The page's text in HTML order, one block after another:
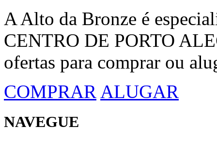
A Alto da Bronze é
CENTRO DE PORTO
ofertas para comprar ou
COMPRAR ALUGAR
NAVEGUE